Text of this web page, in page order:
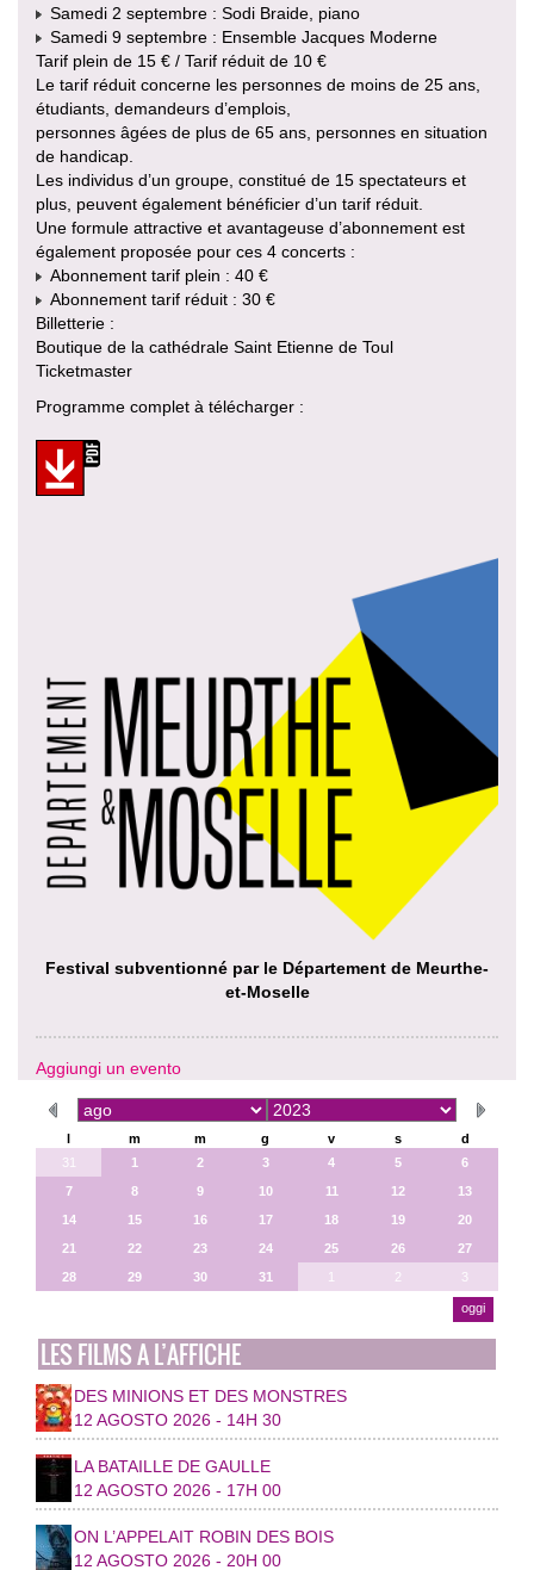
Samedi 2 septembre : Sodi Braide, piano
Samedi 9 septembre : Ensemble Jacques Moderne
Tarif plein de 15 € / Tarif réduit de 10 €
Le tarif réduit concerne les personnes de moins de 25 ans,
étudiants, demandeurs d’emplois,
personnes âgées de plus de 65 ans, personnes en situation
de handicap.
Les individus d’un groupe, constitué de 15 spectateurs et
plus, peuvent également bénéficier d’un tarif réduit.
Une formule attractive et avantageuse d’abonnement est
également proposée pour ces 4 concerts :
Abonnement tarif plein : 40 €
Abonnement tarif réduit : 30 €
Billetterie :
Boutique de la cathédrale Saint Etienne de Toul
Ticketmaster
Programme complet à télécharger :
Festival subventionné par le Département de Meurthe-
et-Moselle
Aggiungi un evento
l m m g v s
d
31
1 2 3 4 5
6
7
8 9 10 11 12
13
14
15 16 17 18 19
20
21
22 23 24 25 26
27
28
29 30 31 1 2 3
oggi
LES FILMS A L’AFFICHE
DES MINIONS ET DES MONSTRES
12 AGOSTO 2026 - 14H 30
LA BATAILLE DE GAULLE
12 AGOSTO 2026 - 17H 00
ON L’APPELAIT ROBIN DES BOIS
12 AGOSTO 2026 - 20H 00